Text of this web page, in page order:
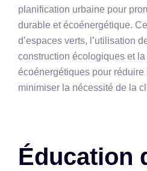
planification urbaine pour
durable et écoénergétique.
d’espaces verts, l’utilisation
construction écologiques et
écoénergétiques pour
minimiser la nécessité de la
Éducation